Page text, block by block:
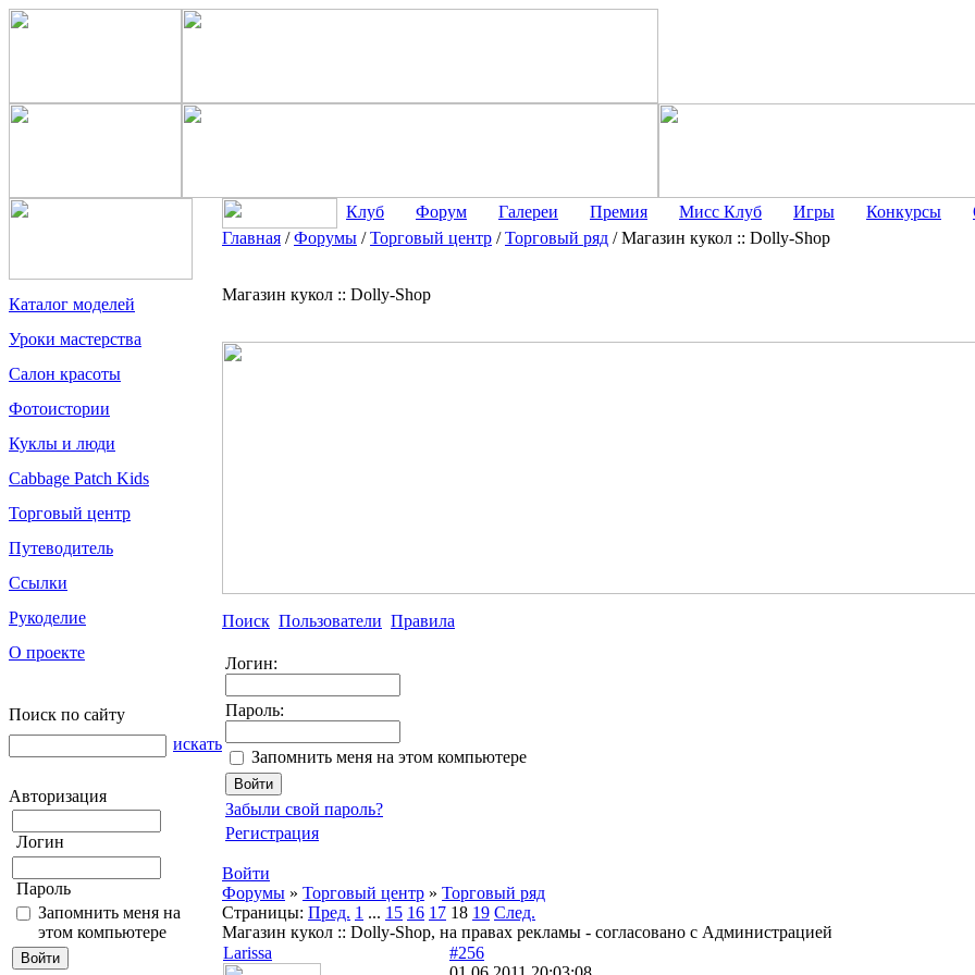
Каталог моделей
Уроки мастерства
Салон красоты
Фотоистории
Куклы и люди
Cabbage Patch Kids
Торговый центр
Путеводитель
Ссылки
Рукоделие
О проекте
Поиск по сайту
искать
Авторизация
Логин
Пароль
Запомнить меня на
этом компьютере
Клуб Форум Галереи Премия Мисс Клуб Игры Конкурсы
Главная /Форумы /Торговый центр /Торговый ряд /Магазин кукол :: Dolly-Shop
Магазин кукол :: Dolly-Shop
Поиск Пользователи Правила
Логин:
Пароль:
Запомнить меня на этом компьютере
Забыли свой пароль?
Регистрация
Войти
Форумы » Торговый центр » Торговый ряд
Страницы: Пред. 1 ... 15 16 17 18 19 След.
Магазин кукол :: Dolly-Shop, на правах рекламы - согласовано с Администрацией
Larissa
#256